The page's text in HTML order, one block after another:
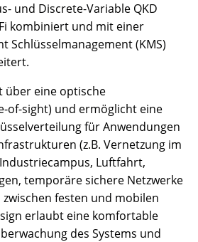
und Discrete-Variable QKD
kombiniert und mit einer
Schlüsselmanagement (KMS)
über eine optische
of-sight) und ermöglicht eine
für Anwendungen
(z.B. Vernetzung im
Luftfahrt,
temporäre sichere Netzwerke
festen und mobilen
erlaubt eine komfortable
des Systems und